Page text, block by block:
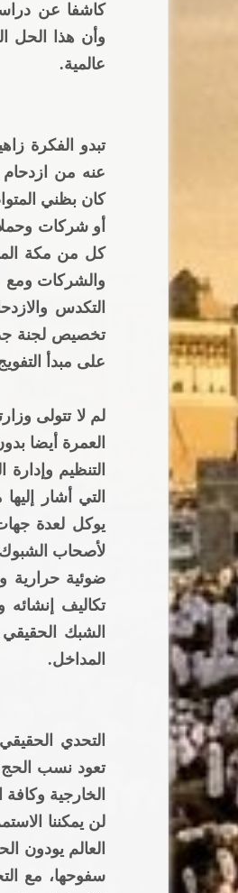
كاشفا عن
وأن هذا الحل
عالمية.
تبدو الفكرة
عنه من
كان بظني
أو شركات
كل من مكة
التكدس
تخصيص لجنة
على مبدأ
لم لا تتولى
العمرة أيضا
التنظيم
التي أشار
يوكل لعدة
لأصحاب
ضوئية حرارية
تكاليف
الشبك
المداخل.
التحدي
تعود نسب الحج
الخارجية
لن يمكننا
العالم يودون
سفوحها، مع